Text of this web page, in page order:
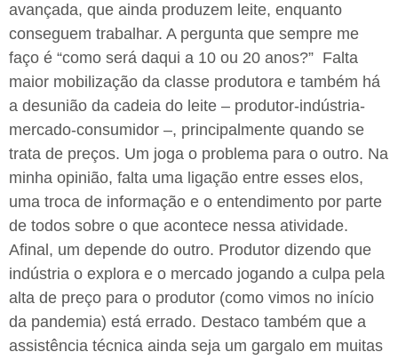
avançada, que ainda produzem leite, enquanto
conseguem trabalhar. A pergunta que sempre me
faço é “como será daqui a 10 ou 20 anos?” Falta
maior mobilização da classe produtora e também há
a desunião da cadeia do leite – produtor-indústria-
mercado-consumidor –, principalmente quando se
trata de preços. Um joga o problema para o outro. Na
minha opinião, falta uma ligação entre esses elos,
uma troca de informação e o entendimento por parte
de todos sobre o que acontece nessa atividade.
Afinal, um depende do outro. Produtor dizendo que
indústria o explora e o mercado jogando a culpa pela
alta de preço para o produtor (como vimos no início
da pandemia) está errado. Destaco também que a
assistência técnica ainda seja um gargalo em muitas